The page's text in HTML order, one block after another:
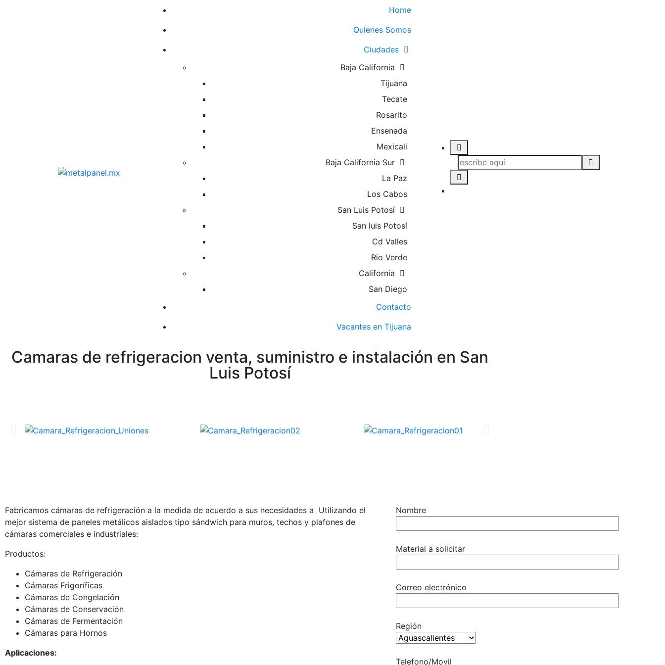
Home
Quienes Somos
Ciudades
Baja California
Tijuana
Tecate
Rosarito
Ensenada
Mexicali
Baja California Sur
La Paz
Los Cabos
San Luis Potosí
San luis Potosí
Cd Valles
Rio Verde
California
San Diego
Contacto
Vacantes en Tijuana
Camaras de refrigeracion venta, suministro e instalación en San
Luis Potosí
Fabricamos cámaras de refrigeración a la medida de acuerdo a sus necesidades a Utilizando el
mejor sistema de paneles metálicos aislados tipo sándwich para muros, techos y plafones de
cámaras comerciales e industriales:
Productos:
Cámaras de Refrigeración
Cámaras Frigoríficas
Cámaras de Congelación
Cámaras de Conservación
Cámaras de Fermentación
Cámaras para Hornos
Aplicaciones:
Nombre
Material a solicitar
Correo electrónico
Región
Telefono/Movil